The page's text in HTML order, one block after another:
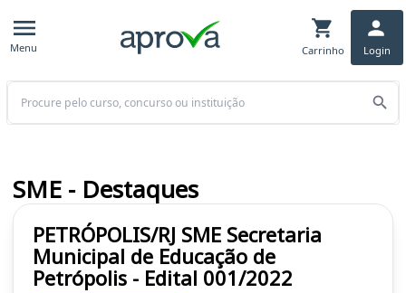
Menu Carrinho Login
Buscar
PETRÓPOLIS/RJ SME Secretaria
Municipal de Educação de
Petrópolis - Edital 001/2022
SME - Destaques